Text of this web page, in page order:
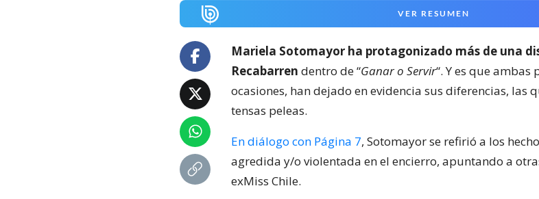
VER RESUMEN
Mariela Sotomayor ha protagonizado más de una
Recabarren dentro de “Ganar o Servir“. Y es que
ocasiones, han dejado en evidencia sus diferencias, las
tensas peleas.
En diálogo con Página 7, Sotomayor se refirió a los
agredida y/o violentada en el encierro, apuntando a
exMiss Chile.